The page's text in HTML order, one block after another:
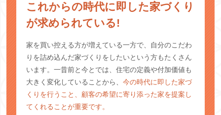
これからの時代に即した家づくり
が求められている!
家を買い控える方が増えている一方で、自分のこだわ
りを詰め込んだ家づくりをしたいという方もたくさん
います。一昔前と今とでは、住宅の定義や付加価値も
大きく変化していることから、今の時代に即した家づ
くりを行うこと、顧客の希望に寄り添った家を提案し
てくれることが重要です。